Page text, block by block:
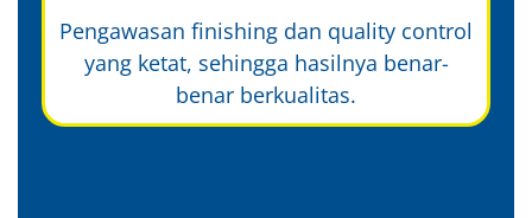
Pengawasan finishing dan quality control
yang ketat, sehingga hasilnya benar-
benar berkualitas.